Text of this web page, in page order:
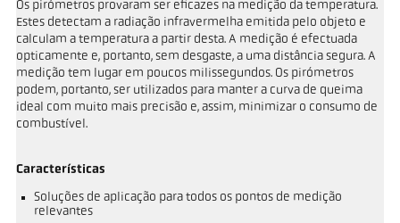
Os pirómetros provaram ser eficazes na medição da temperatura.
Estes detectam a radiação infravermelha emitida pelo objeto e
calculam a temperatura a partir desta. A medição é efectuada
opticamente e, portanto, sem desgaste, a uma distância segura. A
medição tem lugar em poucos milissegundos. Os pirómetros
podem, portanto, ser utilizados para manter a curva de queima
ideal com muito mais precisão e, assim, minimizar o consumo de
combustível.
Características
Soluções de aplicação para todos os pontos de medição
relevantes